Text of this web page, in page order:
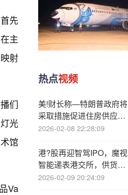
先
主
射
们
光
馆
Va
热点视频
美!财长称—特朗普政府将
采取措施促进住房供应，
以降低房价
2026-02-08 22:28:09
港?股再迎智驾IPO，魔视
智能递表港交所，供货奇
瑞、广汽、上汽，交付超
2026-02-09 20:24:09